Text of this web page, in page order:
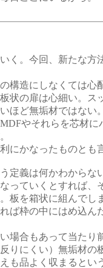
く。今回、新たな方
構造にしなくては心
状の扉は心細い。ス
ほど無垢材ではない
やそれらを芯材に
にかなったものとも
定義は何かわからな
っていくとすれば、
板を箱状に組んでし
ば枠の中にはめ込ん
場合もあって当たり
りにくい）無垢材の
も品よく収まるとい